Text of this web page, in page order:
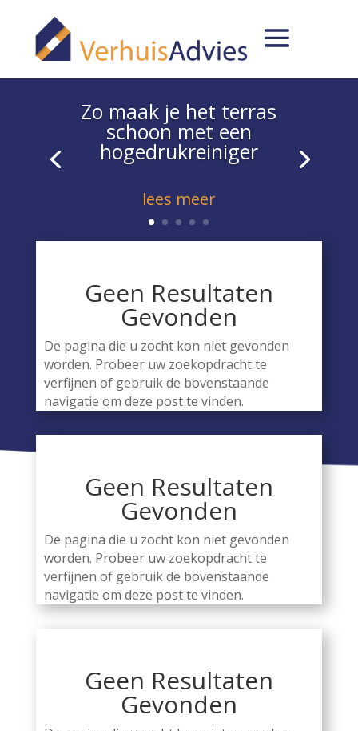
Zo maak je het terras
schoon met een
hogedrukreiniger
lees meer
Geen Resultaten
Gevonden
De pagina die u zocht kon niet gevonden
worden. Probeer uw zoekopdracht te
verfijnen of gebruik de bovenstaande
navigatie om deze post te vinden.
Geen Resultaten
Gevonden
De pagina die u zocht kon niet gevonden
worden. Probeer uw zoekopdracht te
verfijnen of gebruik de bovenstaande
navigatie om deze post te vinden.
Geen Resultaten
Gevonden